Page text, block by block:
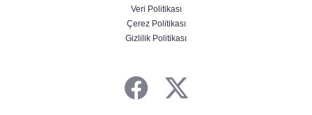
Veri Politikası
Çerez Politikası
Gizlilik Politikası